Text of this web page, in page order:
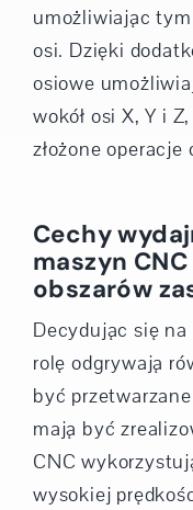
umożliwiając
osi. Dzięki
osiowe
wokół osi X, Y i
złożone operacje
Cechy
maszyn
obszarów
Decydując się
rolę odgrywają
być
mają być
CNC
wysokiej